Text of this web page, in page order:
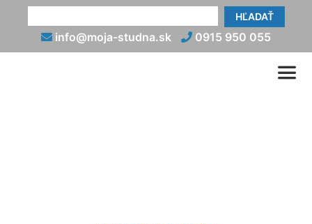
HĽADAŤ
info@moja-studna.sk 0915 950 055